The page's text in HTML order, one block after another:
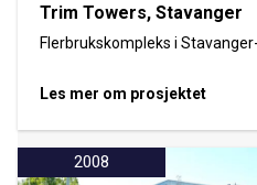
Trim Towers, Stavanger
Flerbrukskompleks i
Les mer om prosjektet
2008